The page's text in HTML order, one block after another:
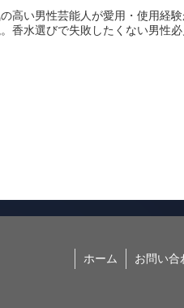
高い男性芸能人が愛用・使用経
香水選びで失敗したくない男性必
ホーム お問い合